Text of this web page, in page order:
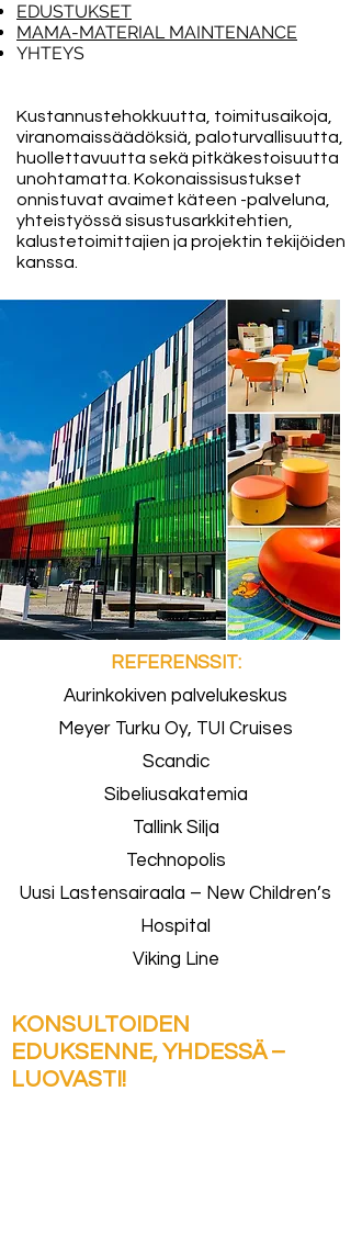
EDUSTUKSET
MAMA-MATERIAL MAINTENANCE
YHTEYS
Kustannustehokkuutta, toimitusaikoja,
viranomaissäädöksiä, paloturvallisuutta,
huollettavuutta sekä pitkäkestoisuutta
unohtamatta. Kokonaissisustukset
onnistuvat avaimet käteen -palveluna,
yhteistyössä sisustusarkkitehtien,
kalustetoimittajien ja projektin tekijöiden
kanssa.
REFERENSSIT:
Aurinkokiven palvelukeskus
Meyer Turku Oy, TUI Cruises
Scandic
Sibeliusakatemia
Tallink Silja
Technopolis
Uusi Lastensairaala – New Children’s
Hospital
Viking Line
KONSULTOIDEN
EDUKSENNE, YHDESSÄ –
LUOVASTI!